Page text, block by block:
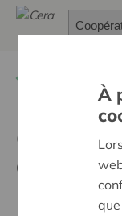
Coops
décent
À